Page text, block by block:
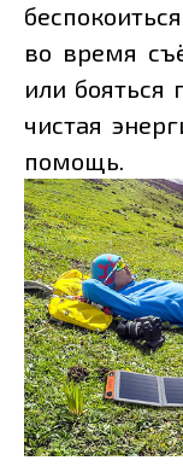
во время
или бояться
чистая
помощь.